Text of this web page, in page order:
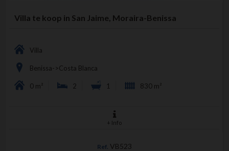
Villa te koop in San Jaime, Moraira-Benissa
Villa
Benissa->Costa Blanca
0 m² 2 1 830 m²
+ Info
Ref. VB523